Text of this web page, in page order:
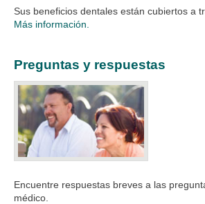
Sus beneficios dentales están cubiertos a
Más información.
Preguntas y respuestas
Encuentre respuestas breves a las
médico.